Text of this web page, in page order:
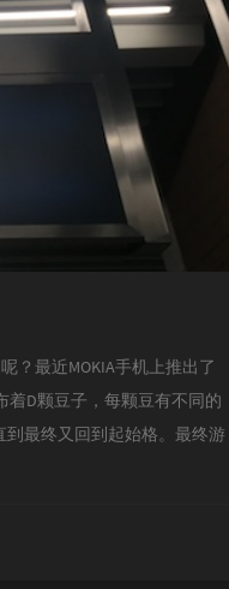
？最近MOKIA手机上推出了
着D颗豆子，每颗豆有不同的
最终又回到起始格。最终游